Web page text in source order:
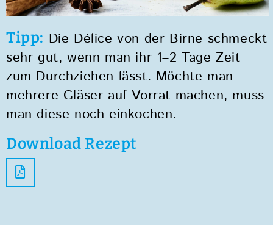
Tipp: Die Délice von der Birne schmeckt
sehr gut, wenn man ihr 1–2 Tage Zeit
zum Durchziehen lässt. Möchte man
mehrere Gläser auf Vorrat machen, muss
man diese noch einkochen.
Download Rezept